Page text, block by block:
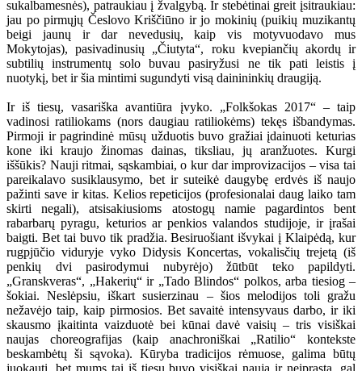
sukalbamesnės), patraukiau į žvalgybą. Ir stebėtinai greit įsitraukiau:
jau po pirmųjų Česlovo Kriščiūno ir jo mokinių (puikių muzikantų
beigi jaunų ir dar nevedusių, kaip vis motyvuodavo mus
Mokytojas), pasivadinusių „Čiutyta“, roku kvepiančių akordų ir
subtilių instrumentų solo buvau pasiryžusi ne tik pati leistis į
nuotykį, bet ir šia mintimi sugundyti visą dainininkių draugiją.
Ir iš tiesų, vasariška avantiūra įvyko. „Folkšokas 2017“ – taip
vadinosi ratiliokams (nors daugiau ratiliokėms) tekęs išbandymas.
Pirmoji ir pagrindinė mūsų užduotis buvo gražiai įdainuoti keturias
kone iki kraujo žinomas dainas, tiksliau, jų aranžuotes. Kurgi
iššūkis? Nauji ritmai, sąskambiai, o kur dar improvizacijos – visa tai
pareikalavo susiklausymo, bet ir suteikė daugybę erdvės iš naujo
pažinti save ir kitas. Kelios repeticijos (profesionalai daug laiko tam
skirti negali), atsisakiusioms atostogų namie pagardintos bent
rabarbarų pyragu, keturios ar penkios valandos studijoje, ir įrašai
baigti. Bet tai buvo tik pradžia. Besiruošiant išvykai į Klaipėdą, kur
rugpjūčio viduryje vyko Didysis Koncertas, vokalisčių trejetą (iš
penkių dvi pasirodymui nubyrėjo) žūtbūt teko papildyti.
„Granskveras“, „Hakerių“ ir „Tado Blindos“ polkos, arba tiesiog –
šokiai. Neslėpsiu, iškart susierzinau – šios melodijos toli gražu
nežavėjo taip, kaip pirmosios. Bet savaitė intensyvaus darbo, ir iki
skausmo įkaitinta vaizduotė bei kūnai davė vaisių – tris visiškai
naujas choreografijas (kaip anachroniškai „Ratilio“ kontekste
beskambėtų ši sąvoka). Kūryba tradicijos rėmuose, galima būtų